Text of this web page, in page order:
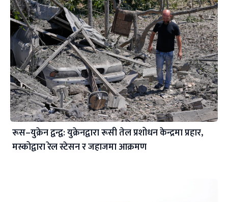
रूस–युक्रेन द्वन्द्व: युक्रेनद्वारा रूसी तेल प्रशोधन केन्द्रमा प्रहार,
मस्कोद्वारा रेल स्टेसन र जहाजमा आक्रमण